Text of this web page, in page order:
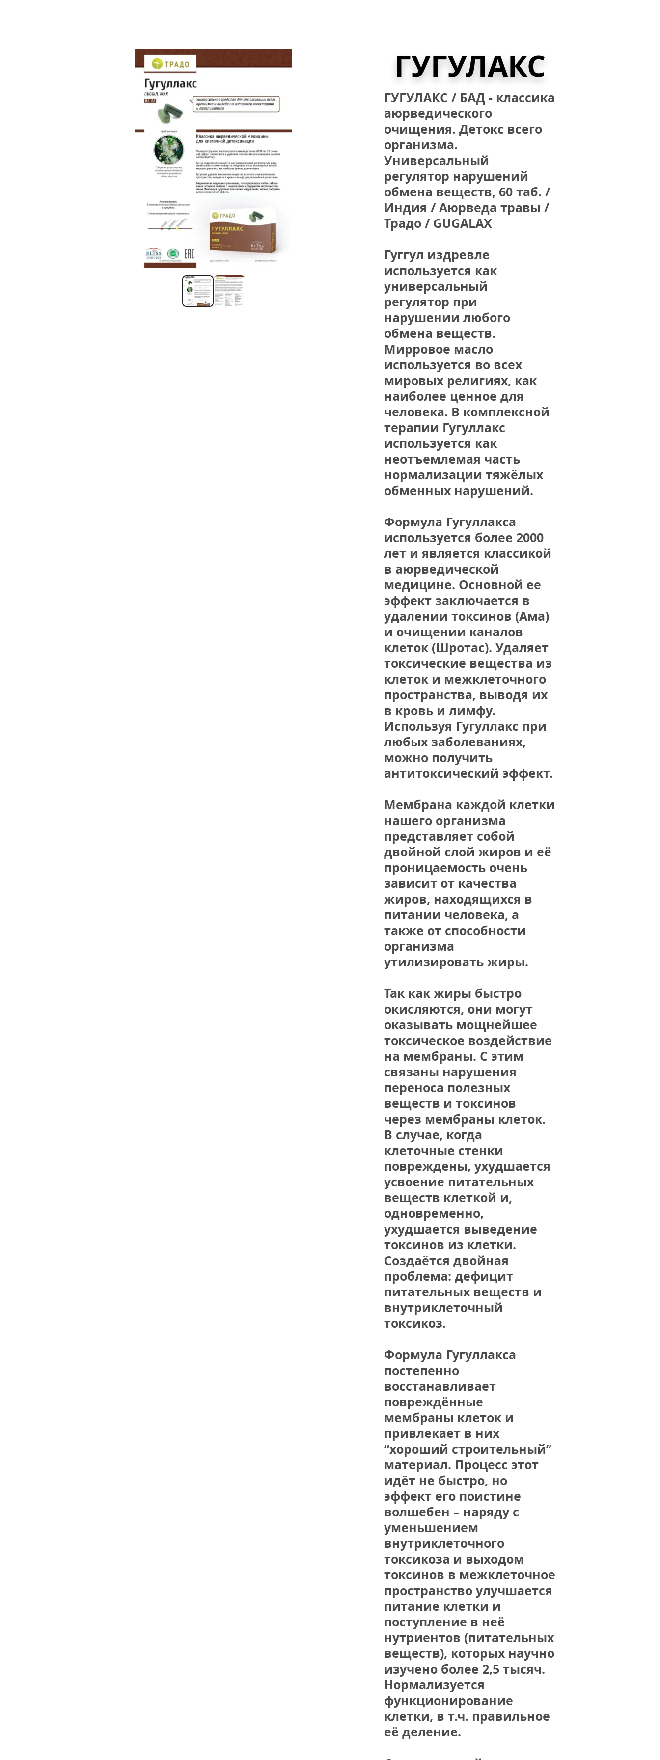
ГУГУЛАКС
ГУГУЛАКС / БАД - классика
аюрведического
очищения. Детокс всего
организма.
Универсальный
регулятор нарушений
обмена веществ, 60 таб. /
Индия / Аюрведа травы /
Традо / GUGALAX
Гуггул издревле
используется как
универсальный
регулятор при
нарушении любого
обмена веществ.
Мирровое масло
используется во всех
мировых религиях, как
наиболее ценное для
человека. В комплексной
терапии Гугуллакс
используется как
неотъемлемая часть
нормализации тяжёлых
обменных нарушений.
Формула Гугуллакса
используется более 2000
лет и является классикой
в аюрведической
медицине. Основной ее
эффект заключается в
удалении токсинов (Ама)
и очищении каналов
клеток (Шротас). Удаляет
токсические вещества из
клеток и межклеточного
пространства, выводя их
в кровь и лимфу.
Используя Гугуллакс при
любых заболеваниях,
можно получить
антитоксический эффект.
Мембрана каждой клетки
нашего организма
представляет собой
двойной слой жиров и её
проницаемость очень
зависит от качества
жиров, находящихся в
питании человека, а
также от способности
организма
утилизировать жиры.
Так как жиры быстро
окисляются, они могут
оказывать мощнейшее
токсическое воздействие
на мембраны. С этим
связаны нарушения
переноса полезных
веществ и токсинов
через мембраны клеток.
В случае, когда
клеточные стенки
повреждены, ухудшается
усвоение питательных
веществ клеткой и,
одновременно,
ухудшается выведение
токсинов из клетки.
Создаётся двойная
проблема: дефицит
питательных веществ и
внутриклеточный
токсикоз.
Формула Гугуллакса
постепенно
восстанавливает
повреждённые
мембраны клеток и
привлекает в них
“хороший строительный”
материал. Процесс этот
идёт не быстро, но
эффект его поистине
волшебен – наряду с
уменьшением
внутриклеточного
токсикоза и выходом
токсинов в межклеточное
пространство улучшается
питание клетки и
поступление в неё
нутриентов (питательных
веществ), которых научно
изучено более 2,5 тысяч.
Нормализуется
функционирование
клетки, в т.ч. правильное
её деление.